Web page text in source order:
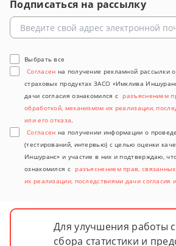
Подписаться на рассылку
Выбрать все
Согласен на получение рекламной рассылки
страховых продуктах ЗАСО «Имклива
дачи согласия ознакомился с разъяснением
обработкой, механизмом их реализации,
или его отказа.
Согласен на получении информации о
(тестирований, интервью) с целью оценки
Иншуранс» и участие в них и подтверждаю,
ознакомился с разъяснением прав,
их реализации, последствиями дачи согласия
Для улучшения работы
сбора статистики и